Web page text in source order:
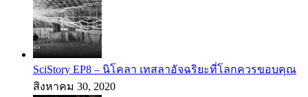
SciStory EP8 – นิโคลา เทสลาอัจฉริยะที่โลกควรขอบคุณ
สิงหาคม 30, 2020